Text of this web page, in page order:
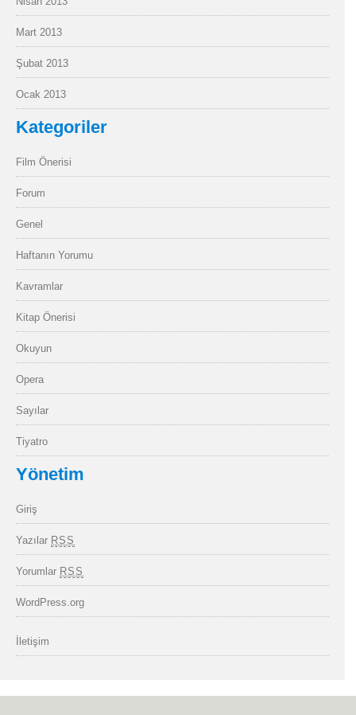
Mart 2013
Şubat 2013
Ocak 2013
Kategoriler
Film Önerisi
Forum
Genel
Haftanın Yorumu
Kavramlar
Kitap Önerisi
Okuyun
Opera
Sayılar
Tiyatro
Yönetim
Giriş
Yazılar RSS
Yorumlar RSS
WordPress.org
İletişim